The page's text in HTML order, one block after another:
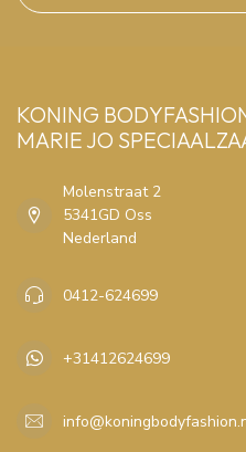
KONING
MARIE JO
Molenstraat 2
5341GD Oss
Nederland
0412-624699
+31412624699